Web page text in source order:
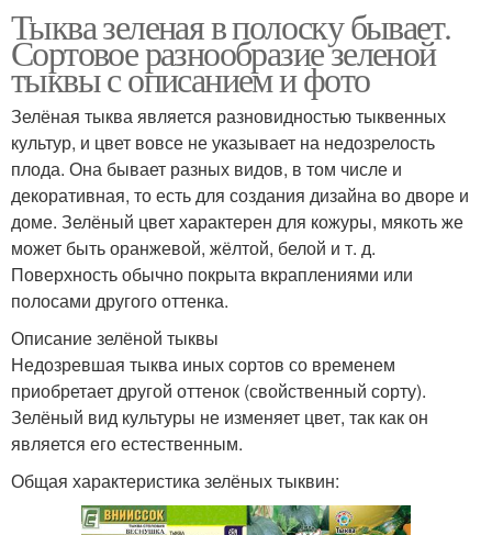
Тыква зеленая в полоску бывает.
Сортовое разнообразие зеленой
тыквы с описанием и фото
Зелёная тыква является разновидностью тыквенных
культур, и цвет вовсе не указывает на недозрелость
плода. Она бывает разных видов, в том числе и
декоративная, то есть для создания дизайна во дворе и
доме. Зелёный цвет характерен для кожуры, мякоть же
может быть оранжевой, жёлтой, белой и т. д.
Поверхность обычно покрыта вкраплениями или
полосами другого оттенка.
Описание зелёной тыквы
Недозревшая тыква иных сортов со временем
приобретает другой оттенок (свойственный сорту).
Зелёный вид культуры не изменяет цвет, так как он
является его естественным.
Общая характеристика зелёных тыквин: